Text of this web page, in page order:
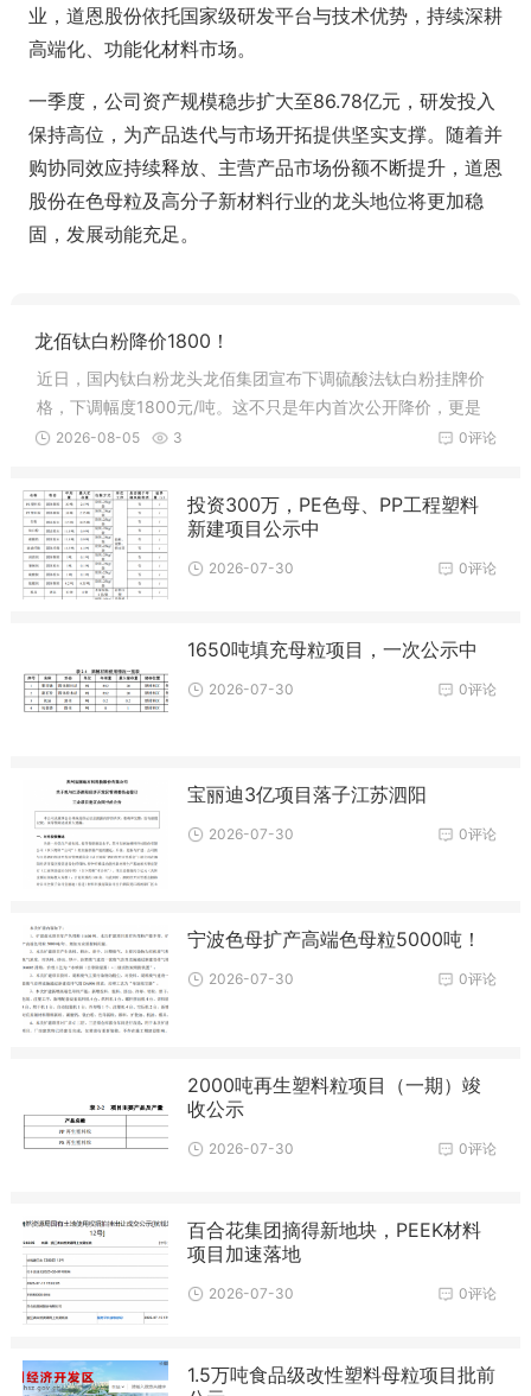
业，道恩股份依托国家级研发平台与技术优势，持续深耕
高端化、功能化材料市场。
一季度，公司资产规模稳步扩大至86.78亿元，研发投入
保持高位，为产品迭代与市场开拓提供坚实支撑。随着并
购协同效应持续释放、主营产品市场份额不断提升，道恩
股份在色母粒及高分子新材料行业的龙头地位将更加稳
固，发展动能充足。
龙佰钛白粉降价1800！
近日，国内钛白粉龙头龙佰集团宣布下调硫酸法钛白粉挂牌价
格，下调幅度1800元/吨。这不只是年内首次公开降价，更是
直接终结了上半年五轮连涨的上行周期。进入7月后，下游涂0评论
2026-08-05 3
投资300万，PE色母、PP工程塑料
新建项目公示中
0评论
2026-07-30
1650吨填充母粒项目，一次公示中
0评论
2026-07-30
宝丽迪3亿项目落子江苏泗阳
0评论
2026-07-30
宁波色母扩产高端色母粒5000吨！
0评论
2026-07-30
2000吨再生塑料粒项目（一期）竣
收公示
0评论
2026-07-30
百合花集团摘得新地块，PEEK材料
项目加速落地
0评论
2026-07-30
1.5万吨食品级改性塑料母粒项目批前